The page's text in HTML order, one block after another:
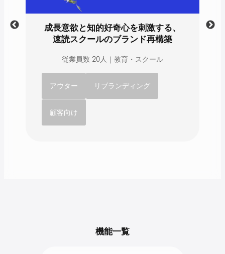
成長意欲と知的好奇心を刺激する、
速読スクールのブランド再構築
従業員数 20人｜教育・スクール
アウター リブランディング
顧客向け
機能一覧